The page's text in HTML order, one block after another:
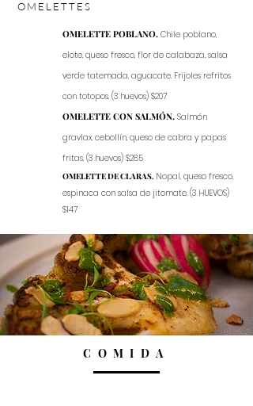
OMELETTES
OMELETTE POBLANO. Chile poblano,
elote, queso fresco, flor de calabaza, salsa
verde tatemada, aguacate. Frijoles refritos
con totopos. (3 huevos) $207
OMELETTE CON SALMÓN. Salmón
gravlax, cebollín, queso de cabra y papas
fritas. (3 huevos) $285
OMELETTE DE CLARAS. Nopal, queso fresco,
espinaca con salsa de jitomate. (3 HUEVOS)
$147
COMIDA